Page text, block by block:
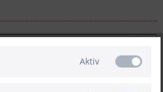
Aktiv